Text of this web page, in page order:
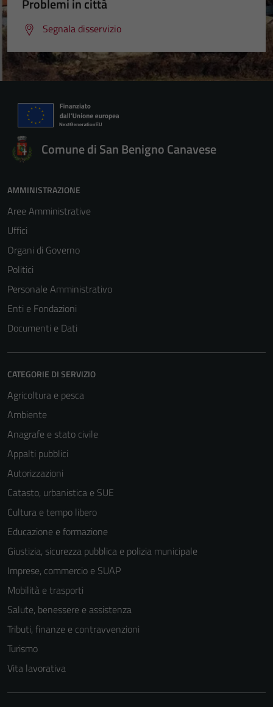
Problemi in città
Segnala disservizio
Comune di San Benigno Canavese
AMMINISTRAZIONE
Aree Amministrative
Uffici
Organi di Governo
Politici
Personale Amministrativo
Enti e Fondazioni
Documenti e Dati
CATEGORIE DI SERVIZIO
Agricoltura e pesca
Ambiente
Anagrafe e stato civile
Appalti pubblici
Autorizzazioni
Catasto, urbanistica e SUE
Cultura e tempo libero
Educazione e formazione
Giustizia, sicurezza pubblica e polizia municipale
Imprese, commercio e SUAP
Mobilità e trasporti
Salute, benessere e assistenza
Tributi, finanze e contravvenzioni
Turismo
Vita lavorativa